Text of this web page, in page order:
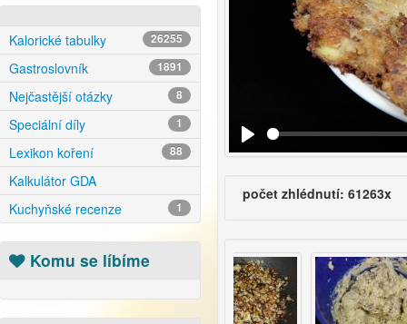
Kalorické tabulky 26255
Gastroslovník 1891
Nejčastější otázky 8
Speciální díly 1
Lexikon koření 88
Kalkulátor GDA
Kuchyňské recenze
1
Komu se líbíme
počet zhlédnutí: 61263x